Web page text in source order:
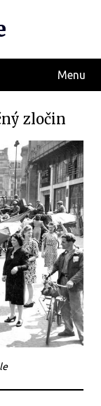
Menu
zločin